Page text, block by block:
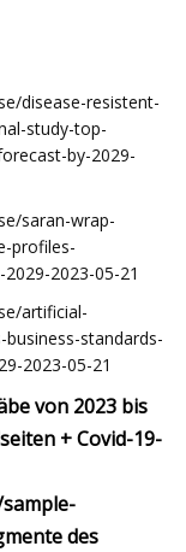
disease-resistent-
study-top-
by-2029-
saran-wrap-
profiles-
2023-05-21
artificial-
standards-
2023-05-21
von 2023 bis
+ Covid-19-
des